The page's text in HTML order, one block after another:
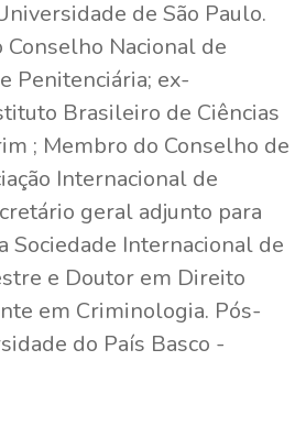
de São Paulo.
Nacional de
Penitenciária; ex-
Brasileiro de Ciências
; Membro do Conselho de
Internacional de
geral adjunto para
Sociedade Internacional de
e Doutor em Direito
em Criminologia. Pós-
do País Basco -